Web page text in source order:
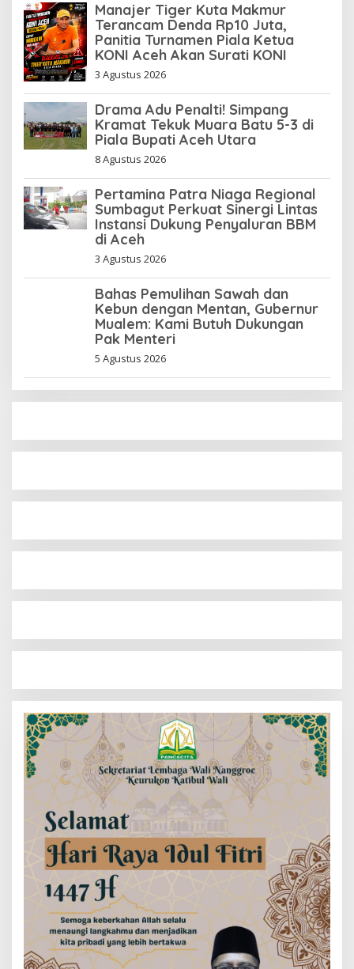
Manajer Tiger Kuta Makmur
Terancam Denda Rp10 Juta,
Panitia Turnamen Piala Ketua
KONI Aceh Akan Surati KONI
3 Agustus 2026
Drama Adu Penalti! Simpang
Kramat Tekuk Muara Batu 5-3 di
Piala Bupati Aceh Utara
8 Agustus 2026
Pertamina Patra Niaga Regional
Sumbagut Perkuat Sinergi Lintas
Instansi Dukung Penyaluran BBM
di Aceh
3 Agustus 2026
Bahas Pemulihan Sawah dan
Kebun dengan Mentan, Gubernur
Mualem: Kami Butuh Dukungan
Pak Menteri
5 Agustus 2026